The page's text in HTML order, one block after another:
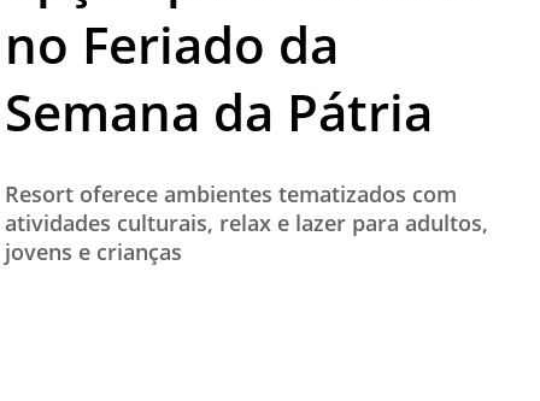
TESTADO E APROVADO
PARCEIROS
CONTATO
no Feriado da
Semana da Pátria
Resort oferece ambientes tematizados com
atividades culturais, relax e lazer para adultos,
jovens e crianças